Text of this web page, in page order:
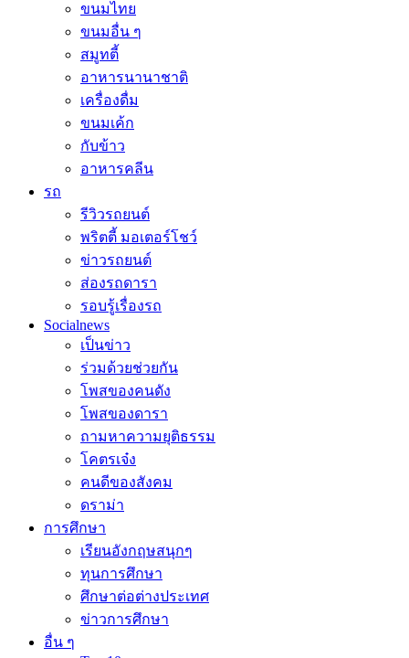
ขนมไทย
ขนมอื่น ๆ
สมูทตี้
อาหารนานาชาติ
เครื่องดื่ม
ขนมเค้ก
กับข้าว
อาหารคลีน
รถ
รีวิวรถยนต์
พริตตี้ มอเตอร์โชว์
ข่าวรถยนต์
ส่องรถดารา
รอบรู้เรื่องรถ
Socialnews
เป็นข่าว
ร่วมด้วยช่วยกัน
โพสของคนดัง
โพสของดารา
ถามหาความยุติธรรม
โคตรเจ๋ง
คนดีของสังคม
ดราม่า
การศึกษา
เรียนอังกฤษสนุกๆ
ทุนการศึกษา
ศึกษาต่อต่างประเทศ
ข่าวการศึกษา
อื่น ๆ